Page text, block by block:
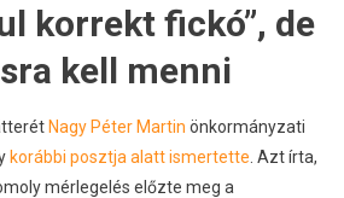
korrekt fickó”, de
kell menni
Nagy Péter Martin önkormányzati
korábbi posztja alatt ismertette . Azt írta,
mérlegelés előzte meg a